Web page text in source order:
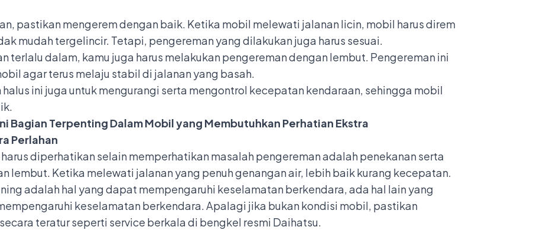
pastikan mengerem dengan baik. Ketika mobil melewati jalanan licin, mobil harus direm
mudah tergelincir. Tetapi, pengereman yang dilakukan juga harus sesuai.
terlalu dalam, kamu juga harus melakukan pengereman dengan lembut. Pengereman ini
agar terus melaju stabil di jalanan yang basah.
ini juga untuk mengurangi serta mengontrol kecepatan kendaraan, sehingga mobil
Bagian Terpenting Dalam Mobil yang Membutuhkan Perhatian Ekstra
Perlahan
diperhatikan selain memperhatikan masalah pengereman adalah penekanan serta
lembut. Ketika melewati jalanan yang penuh genangan air, lebih baik kurang kecepatan.
adalah hal yang dapat mempengaruhi keselamatan berkendara, ada hal lain yang
keselamatan berkendara. Apalagi jika bukan kondisi mobil, pastikan
teratur seperti service berkala di bengkel resmi Daihatsu.